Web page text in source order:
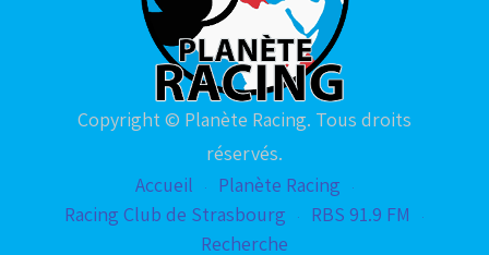
Copyright © Planète Racing. Tous droits
réservés.
Accueil
Planète Racing
Racing Club de Strasbourg
RBS 91.9 FM
Recherche